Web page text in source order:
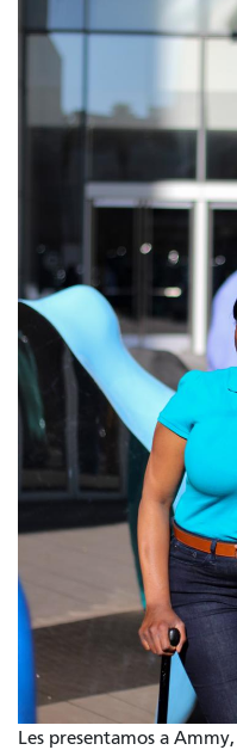
Les presentamos a